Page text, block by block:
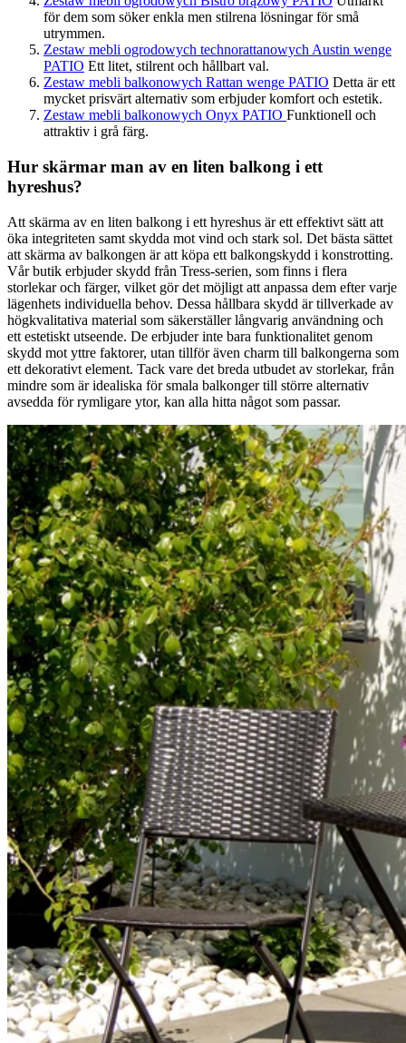
för dem som söker enkla men stilrena lösningar för små
utrymmen.
Zestaw mebli ogrodowych technorattanowych Austin wenge
PATIO Ett litet, stilrent och hållbart val.
Zestaw mebli balkonowych Rattan wenge PATIO Detta är ett
mycket prisvärt alternativ som erbjuder komfort och estetik.
Zestaw mebli balkonowych Onyx PATIO Funktionell och
attraktiv i grå färg.
Hur skärmar man av en liten balkong i ett
hyreshus?
Att skärma av en liten balkong i ett hyreshus är ett effektivt sätt att
öka integriteten samt skydda mot vind och stark sol. Det bästa sättet
att skärma av balkongen är att köpa ett balkongskydd i konstrotting.
Vår butik erbjuder skydd från Tress-serien, som finns i flera
storlekar och färger, vilket gör det möjligt att anpassa dem efter varje
lägenhets individuella behov. Dessa hållbara skydd är tillverkade av
högkvalitativa material som säkerställer långvarig användning och
ett estetiskt utseende. De erbjuder inte bara funktionalitet genom
skydd mot yttre faktorer, utan tillför även charm till balkongerna som
ett dekorativt element. Tack vare det breda utbudet av storlekar, från
mindre som är idealiska för smala balkonger till större alternativ
avsedda för rymligare ytor, kan alla hitta något som passar.